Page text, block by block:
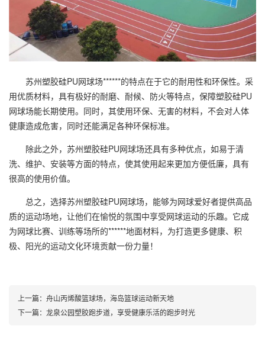
苏州塑胶硅PU网球场******的特点在于它的耐用性和环保性。采
用优质材料，具有极好的耐磨、耐候、防火等特点，保障塑胶硅PU
网球场能长期使用。同时，其使用环保、无害的材料，不会对人体
健康造成危害，同时还能满足各种环保标准。
除此之外，苏州塑胶硅PU网球场还具有多种优点，如易于清
洗、维护、安装等方面的特点，使其使用起来更加方便低廉，具有
很高的使用价值。
总之，选择苏州塑胶硅PU网球场，能够为网球爱好者提供高品
质的运动场地，让他们在愉悦的氛围中享受网球运动的乐趣。它成
为网球比赛、训练等场所的******地面材料，为打造更多健康、积
极、阳光的运动文化环境贡献一份力量！
上一篇： 舟山丙烯酸篮球场，海岛篮球运动新天地
下一篇： 龙泉公园塑胶跑步道，享受健康乐活的跑步时光